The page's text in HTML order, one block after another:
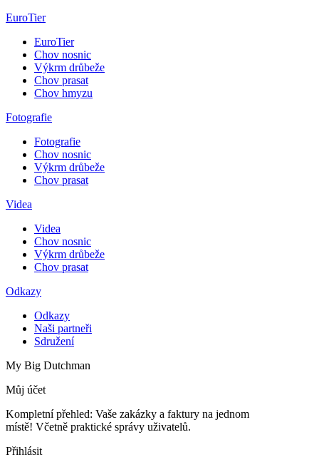
EuroTier
EuroTier
Chov nosnic
Výkrm drůbeže
Chov prasat
Chov hmyzu
Fotografie
Fotografie
Chov nosnic
Výkrm drůbeže
Chov prasat
Videa
Videa
Chov nosnic
Výkrm drůbeže
Chov prasat
Odkazy
Odkazy
Naši partneři
Sdružení
My Big Dutchman
Můj účet
Kompletní přehled: Vaše zakázky a faktury na jednom
místě! Včetně praktické správy uživatelů.
Přihlásit